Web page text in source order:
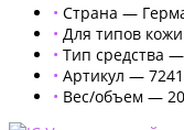
• Страна —
• Для типов
• Тип средства
• Артикул — 7241
• Вес/объем —